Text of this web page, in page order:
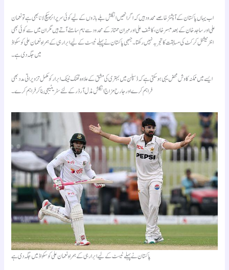
اب یہاں پاکستان کے آپشنز خاصے محدود ہیں کہ اگر انھیں انگلش بلے بازوں کے لیے کوئی سرپرائز پیکج لانا بھی ہے تو نعمان
علی اور ساجد خان کے بعد مبسر خان، کاشف علی اور مہران ممتاز کے محدود سے نام سامنے آتے ہیں مگر ان میں سے کوئی بھی
انٹرنیشنل کرکٹ کی مسابقت کا تجربہ نہیں رکھتا۔ جبھی پاکستان نے پہلے ٹیسٹ کے لیے ابرار ہی کے ہمراہ نعمان علی کو سکواڈ
میں جگہ دی ہے۔
ایسے میں ممکنہ کاوش محض یہی ہو سکتی ہے کہ ڈسپلن میں بہتری کی مشق کے علاوہ تھنک ٹینک ابرار کو مکمل تزویراتی مدد بھی
فراہم کرے اور جارح مزاج انگلش مڈل آرڈر کے لئے سٹریٹیجی بنا کر فراہم کرے۔
پاکستان نے پہلے ٹیسٹ کے لیے ابرار ہی کے ہمراہ نعمان علی کو سکواڈ میں جگہ دی ہے